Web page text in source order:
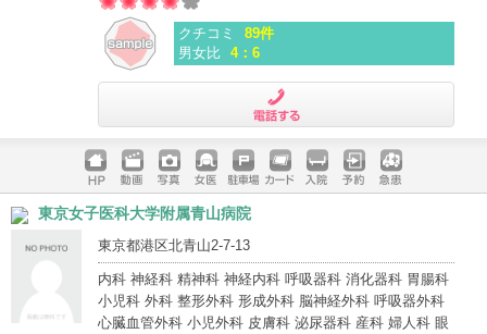
クチコミ
89件
男女比 4：6
ホームペ
ージ
動画 写真 女医 駐車場
クレジッ
入院 予約 急患
東京女子医科大学附属青山病院
東京都港区北青山2-7-13
内科 神経科 精神科 神経内科 呼吸器科 消化器科 胃腸科
小児科 外科 整形外科 形成外科 脳神経外科 呼吸器外科
心臓血管外科 小児外科 皮膚科 泌尿器科 産科 婦人科 眼